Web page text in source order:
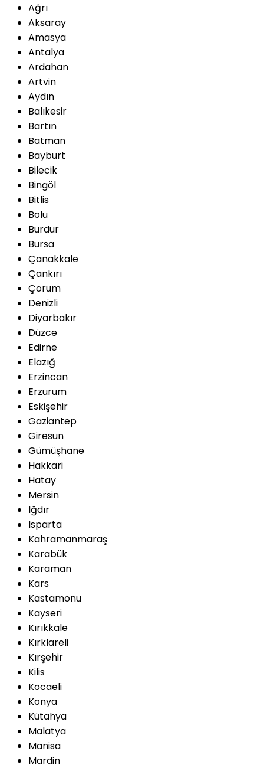
Ağrı
Aksaray
Amasya
Antalya
Ardahan
Artvin
Aydın
Balıkesir
Bartın
Batman
Bayburt
Bilecik
Bingöl
Bitlis
Bolu
Burdur
Bursa
Çanakkale
Çankırı
Çorum
Denizli
Diyarbakır
Düzce
Edirne
Elazığ
Erzincan
Erzurum
Eskişehir
Gaziantep
Giresun
Gümüşhane
Hakkari
Hatay
Mersin
Iğdır
Isparta
Kahramanmaraş
Karabük
Karaman
Kars
Kastamonu
Kayseri
Kırıkkale
Kırklareli
Kırşehir
Kilis
Kocaeli
Konya
Kütahya
Malatya
Manisa
Mardin